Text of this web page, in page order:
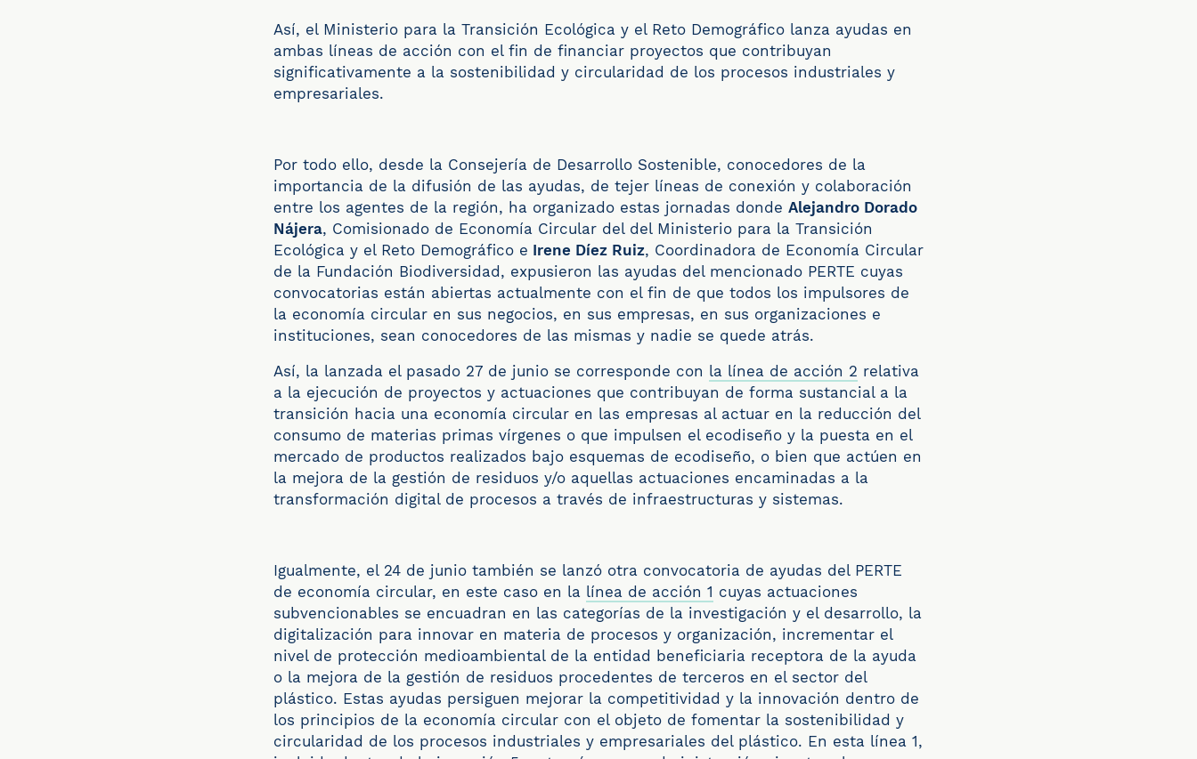
Así, el Ministerio para la Transición Ecológica y el Reto Demográfico lanza ayudas en
ambas líneas de acción con el fin de financiar proyectos que contribuyan
significativamente a la sostenibilidad y circularidad de los procesos industriales y
empresariales.
Por todo ello, desde la Consejería de Desarrollo Sostenible, conocedores de la
importancia de la difusión de las ayudas, de tejer líneas de conexión y colaboración
entre los agentes de la región, ha organizado estas jornadas donde Alejandro Dorado
Nájera, Comisionado de Economía Circular del del Ministerio para la Transición
Ecológica y el Reto Demográfico e Irene Díez Ruiz, Coordinadora de Economía Circular
de la Fundación Biodiversidad, expusieron las ayudas del mencionado PERTE cuyas
convocatorias están abiertas actualmente con el fin de que todos los impulsores de
la economía circular en sus negocios, en sus empresas, en sus organizaciones e
instituciones, sean conocedores de las mismas y nadie se quede atrás.
Así, la lanzada el pasado 27 de junio se corresponde con la línea de acción 2 relativa
a la ejecución de proyectos y actuaciones que contribuyan de forma sustancial a la
transición hacia una economía circular en las empresas al actuar en la reducción del
consumo de materias primas vírgenes o que impulsen el ecodiseño y la puesta en el
mercado de productos realizados bajo esquemas de ecodiseño, o bien que actúen en
la mejora de la gestión de residuos y/o aquellas actuaciones encaminadas a la
transformación digital de procesos a través de infraestructuras y sistemas.
Igualmente, el 24 de junio también se lanzó otra convocatoria de ayudas del PERTE
de economía circular, en este caso en la línea de acción 1 cuyas actuaciones
subvencionables se encuadran en las categorías de la investigación y el desarrollo, la
digitalización para innovar en materia de procesos y organización, incrementar el
nivel de protección medioambiental de la entidad beneficiaria receptora de la ayuda
o la mejora de la gestión de residuos procedentes de terceros en el sector del
plástico. Estas ayudas persiguen mejorar la competitividad y la innovación dentro de
los principios de la economía circular con el objeto de fomentar la sostenibilidad y
circularidad de los procesos industriales y empresariales del plástico. En esta línea 1,